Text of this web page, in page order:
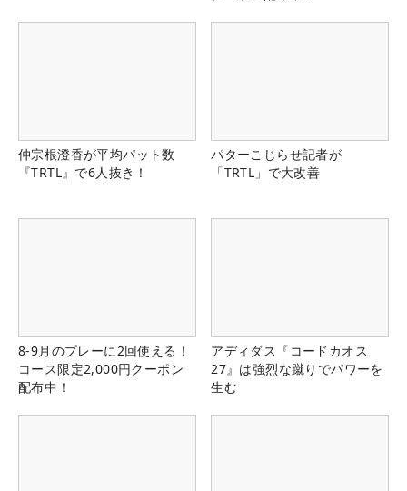
仲宗根澄香が平均パット数
『TRTL』で6人抜き！
パターこじらせ記者が
「TRTL」で大改善
8-9月のプレーに2回使える！
コース限定2,000円クーポン
配布中！
アディダス『コードカオス
27』は強烈な蹴りでパワーを
生む